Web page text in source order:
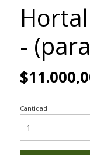
-
Cantidad